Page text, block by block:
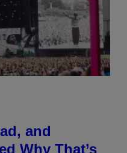
and
Why That’s